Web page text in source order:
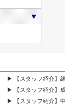
▶ 【スタッフ紹介】
▶ 【スタッフ紹介】
▶ 【スタッフ紹介】